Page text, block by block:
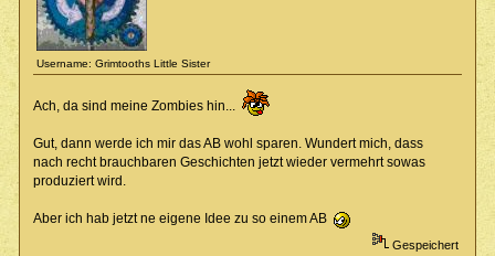
Username: Grimtooths Little Sister
Ach, da sind meine Zombies hin...
Gut, dann werde ich mir das AB wohl sparen. Wundert mich, dass
nach recht brauchbaren Geschichten jetzt wieder vermehrt sowas
produziert wird.
Aber ich hab jetzt ne eigene Idee zu so einem AB
Gespeichert